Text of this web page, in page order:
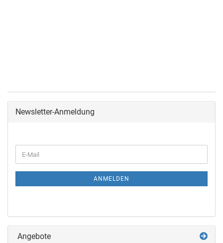
Newsletter-Anmeldung
ANMELDEN
Angebote